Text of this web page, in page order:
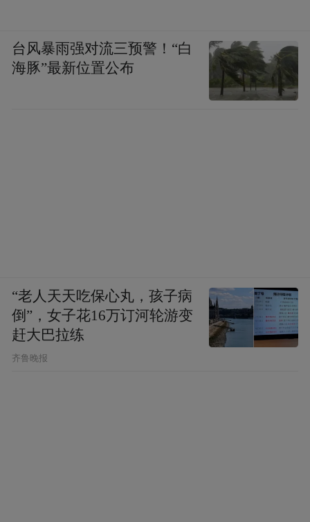
台风暴雨强对流三预警！“白
海豚”最新位置公布
“老人天天吃保心丸，孩子病
倒”，女子花16万订河轮游变
赶大巴拉练
齐鲁晚报